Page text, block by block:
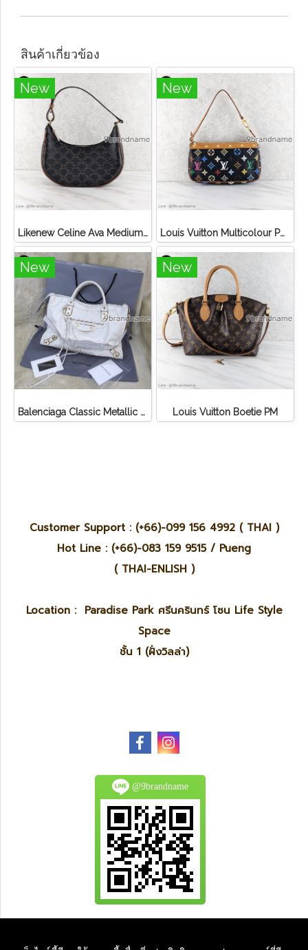
สินค้าเกี่ยวข้อง
New
Likenew Celine Ava Medium Triomphe Canvas
New
Louis Vuitton Multicolour Pochette Canvas
New
Balenciaga Classic Metallic Edge City Bag
New
Louis Vuitton Boetie PM
Customer Support : (+66)-099 156 4992 ( THAI )
Hot Line : (+66)-083 159 9515 / Pueng
( THAI-ENLISH )
Location : Paradise Park ศรีนครินทร์ โซน Life Style
Space
ชั้น 1 (ฝั่งวิลล่า)
@9brandname